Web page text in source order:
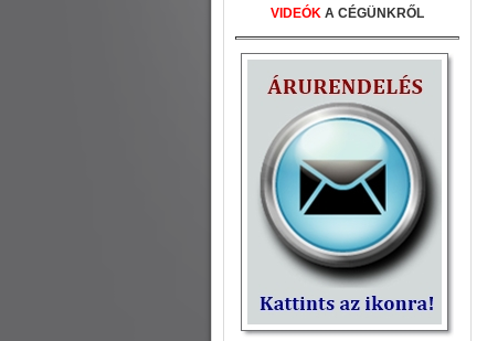
VIDEÓK A CÉGÜNKRŐL